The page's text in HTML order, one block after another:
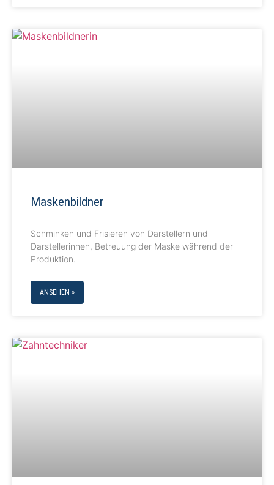
Maskenbildner
Schminken und Frisieren von Darstellern und
Darstellerinnen, Betreuung der Maske während der
Produktion.
ANSEHEN »